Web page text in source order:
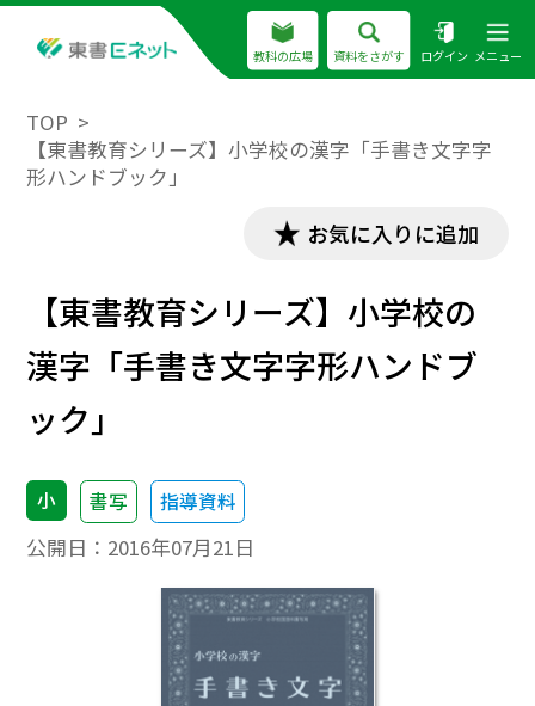
教科の広場 資料をさがす ログイン メニュー
TOP
【東書教育シリーズ】小学校の漢字「手書き文字字
形ハンドブック」
お気に入りに追加
【東書教育シリーズ】小学校の
漢字「手書き文字字形ハンドブ
ック」
小 書写 指導資料
公開日： 2016年07月21日